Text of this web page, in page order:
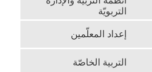
التربويّة
إعداد المعلّمين
التربية الخاصّة